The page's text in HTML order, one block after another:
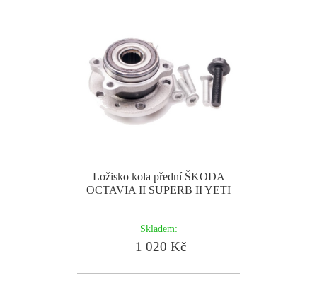
Ložisko kola přední ŠKODA
OCTAVIA II SUPERB II YETI
Skladem:
1 020 Kč